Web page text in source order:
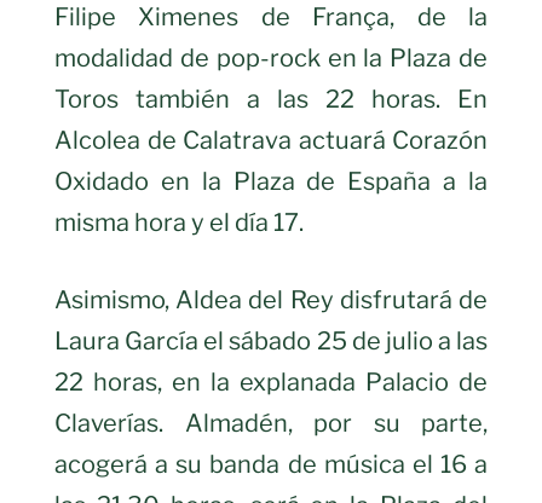
Filipe Ximenes de França, de la
modalidad de pop-rock en la Plaza de
Toros también a las 22 horas. En
Alcolea de Calatrava actuará Corazón
Oxidado en la Plaza de España a la
misma hora y el día 17.
Asimismo, Aldea del Rey disfrutará de
Laura García el sábado 25 de julio a las
22 horas, en la explanada Palacio de
Claverías. Almadén, por su parte,
acogerá a su banda de música el 16 a